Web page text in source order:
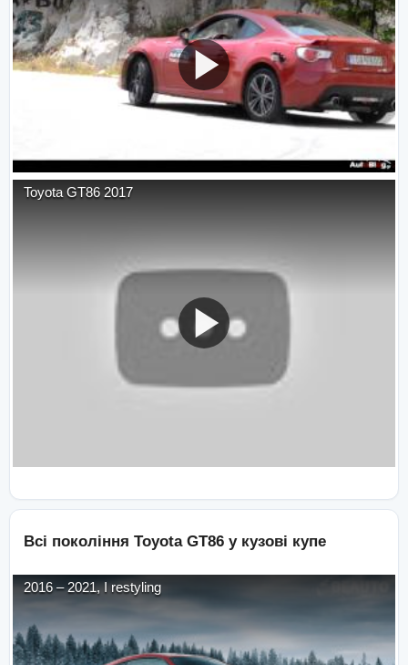
Toyota GT86 2017
Всі покоління Toyota GT86 у кузові купе
2016 –2021,I restyling